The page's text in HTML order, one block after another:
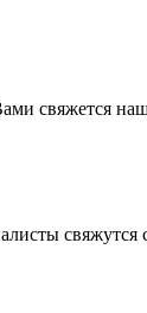
свяжется